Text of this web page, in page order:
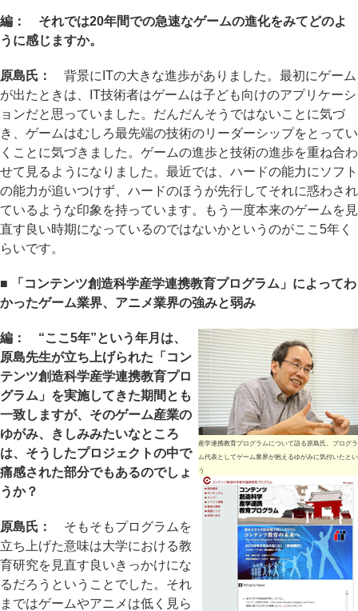
編： それでは20年間での急速なゲームの進化をみてどのよ
うに感じますか。
原島氏：
背景にITの大きな進歩がありました。最初にゲーム
が出たときは、IT技術者はゲームは子ども向けのアプリケーシ
ョンだと思っていました。だんだんそうではないことに気づ
き、ゲームはむしろ最先端の技術のリーダーシップをとってい
くことに気づきました。ゲームの進歩と技術の進歩を重ね合わ
せて見るようになりました。最近では、ハードの能力にソフト
の能力が追いつけず、ハードのほうが先行してそれに惑わされ
ているような印象を持っています。もう一度本来のゲームを見
直す良い時期になっているのではないかというのがここ5年く
らいです。
■ 「コンテンツ創造科学産学連携教育プログラム」によってわ
かったゲーム業界、アニメ業界の強みと弱み
産学連携教育プログラムについて語る原島氏。プログラ
ム代表としてゲーム業界が抱えるゆがみに気付いたとい
う
編： “ここ5年”という年月は、
原島先生が立ち上げられた「コン
テンツ創造科学産学連携教育プロ
グラム」を実施してきた期間とも
一致しますが、そのゲーム産業の
ゆがみ、きしみみたいなところ
は、そうしたプロジェクトの中で
痛感された部分でもあるのでしょ
うか？
原島氏：
そもそもプログラムを
立ち上げた意味は大学における教
育研究を見直す良いきっかけにな
るだろうということでした。それ
まではゲームやアニメは低く見ら